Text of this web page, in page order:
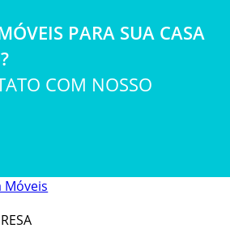
PARA SUA CASA
COM NOSSO